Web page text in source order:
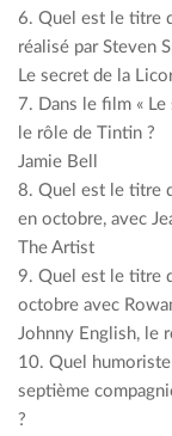
6. Quel est le titre
réalisé par Steven
Le secret de la
7. Dans le film «
le rôle de Tintin ?
Jamie Bell
8. Quel est le titre
en octobre, avec
The Artist
9. Quel est le titre
octobre avec
Johnny English, le
10. Quel
septième
?